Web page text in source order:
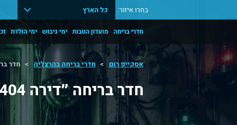
בחרו איזור: כל הארץ
חדרי בריחה מועדון הטבות ימי גיבוש ימי הולדת
אסקייפ רום חדרי בריחה בהרצליה חדר בריחה:
חדר בריחה ״דירה 404״